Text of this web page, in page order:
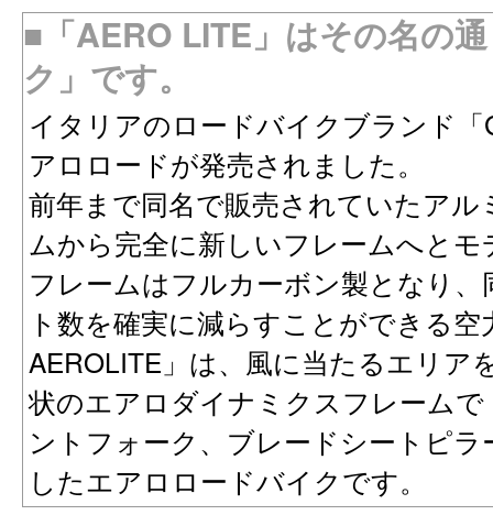
■「AERO LITE」はその名の
ク」です。
イタリアのロードバイクブランド
アロロードが発売されました。
前年まで同名で販売されていたア
ムから完全に新しいフレームへと
フレームはフルカーボン製となり
ト数を確実に減らすことができる
AEROLITE」は、風に当たるエリア
状のエアロダイナミクスフレーム
ントフォーク、ブレードシートピ
したエアロロードバイクです。